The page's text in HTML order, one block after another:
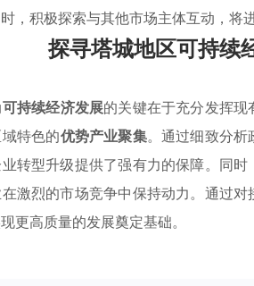
，积极探索与其他市场主体互动，将
探寻塔城地区可持续
可持续经济发展的关键在于充分发挥现
特色的优势产业聚集。通过细致分析
转型升级提供了强有力的保障。同
激烈的市场竞争中保持动力。通过
更高质量的发展奠定基础。